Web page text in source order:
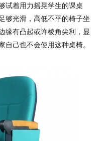
试着用力摇晃学生的课桌
够光滑，高低不平的椅子坐
缘有凸起或许棱角尖利，显
自己也不会使用这种桌椅。